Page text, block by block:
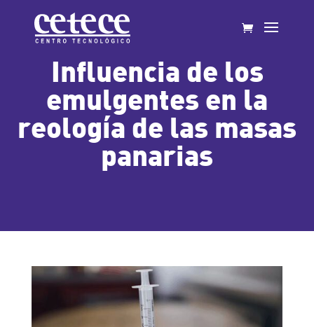
Influencia de los
emulgentes en la
reología de las masas
panarias